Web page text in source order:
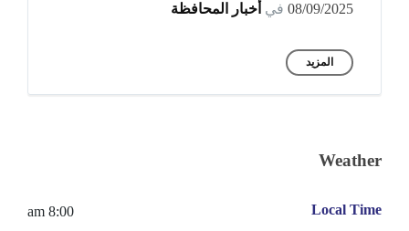
08/09/2025 في أخبار المحافظة
المزيد
Weather
Local Time
8:00 am